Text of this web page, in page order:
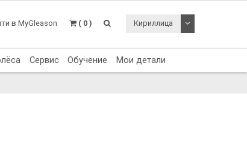
в MyGleason ( 0 ) Кириллица Toggle
Сервис Обучение Мои детали